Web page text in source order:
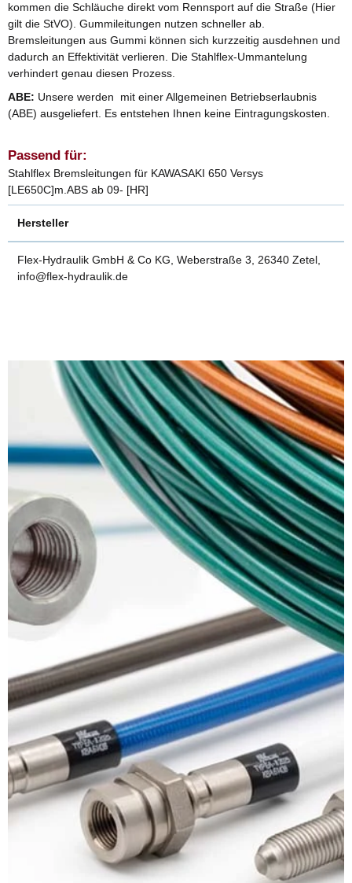
kommen die Schläuche direkt vom Rennsport auf die Straße (Hier
gilt die StVO). Gummileitungen nutzen schneller ab.
Bremsleitungen aus Gummi können sich kurzzeitig ausdehnen und
dadurch an Effektivität verlieren. Die Stahlflex-Ummantelung
verhindert genau diesen Prozess.
ABE: Unsere werden mit einer Allgemeinen Betriebserlaubnis
(ABE) ausgeliefert. Es entstehen Ihnen keine Eintragungskosten.
Passend für:
Stahlflex Bremsleitungen für KAWASAKI 650 Versys
[LE650C]m.ABS ab 09- [HR]
Hersteller
Flex-Hydraulik GmbH & Co KG, Weberstraße 3, 26340 Zetel,
info@flex-hydraulik.de